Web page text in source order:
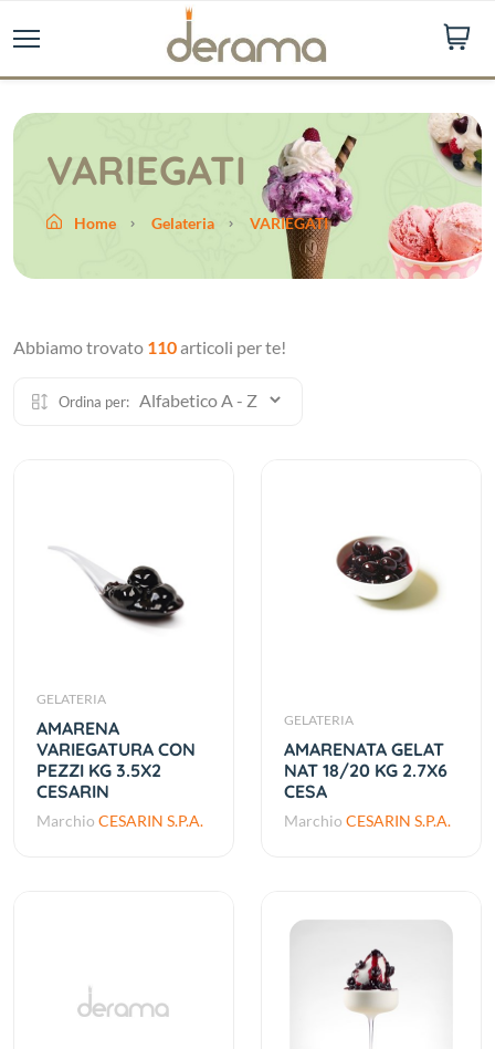
VARIEGATI
Home Gelateria VARIEGATI
Abbiamo trovato 110articoli per te!
Ordina per:
GELATERIA
AMARENA
VARIEGATURA CON
PEZZI KG 3.5X2
CESARIN
Marchio CESARIN S.P.A.
GELATERIA
AMARENATA GELAT
NAT 18/20 KG 2.7X6
CESA
Marchio CESARIN S.P.A.